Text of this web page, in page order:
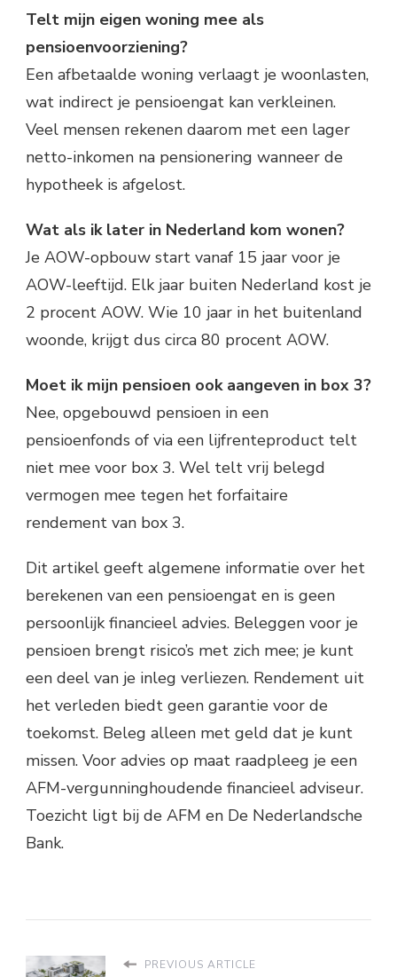
Telt mijn eigen woning mee als
pensioenvoorziening?
Een afbetaalde woning verlaagt je woonlasten,
wat indirect je pensioengat kan verkleinen.
Veel mensen rekenen daarom met een lager
netto-inkomen na pensionering wanneer de
hypotheek is afgelost.
Wat als ik later in Nederland kom wonen?
Je AOW-opbouw start vanaf 15 jaar voor je
AOW-leeftijd. Elk jaar buiten Nederland kost je
2 procent AOW. Wie 10 jaar in het buitenland
woonde, krijgt dus circa 80 procent AOW.
Moet ik mijn pensioen ook aangeven in box 3?
Nee, opgebouwd pensioen in een
pensioenfonds of via een lijfrenteproduct telt
niet mee voor box 3. Wel telt vrij belegd
vermogen mee tegen het forfaitaire
rendement van box 3.
Dit artikel geeft algemene informatie over het
berekenen van een pensioengat en is geen
persoonlijk financieel advies. Beleggen voor je
pensioen brengt risico’s met zich mee; je kunt
een deel van je inleg verliezen. Rendement uit
het verleden biedt geen garantie voor de
toekomst. Beleg alleen met geld dat je kunt
missen. Voor advies op maat raadpleeg je een
AFM-vergunninghoudende financieel adviseur.
Toezicht ligt bij de AFM en De Nederlandsche
Bank.
PREVIOUS ARTICLE